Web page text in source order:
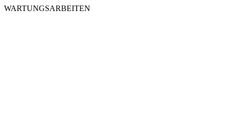
WARTUNGSARBEITEN